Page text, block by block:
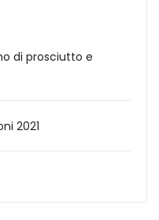
di prosciutto e
2021